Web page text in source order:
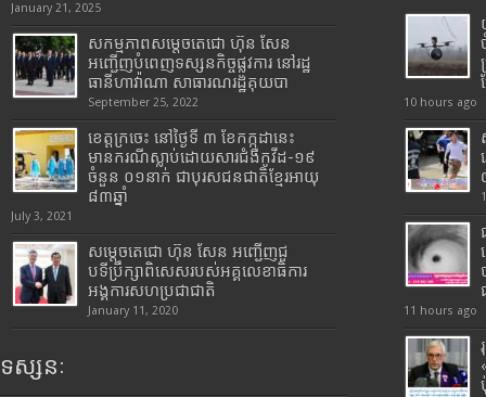
January 21, 2025
សកម្មភាពសម្តេចតេជោ ហ៊ុន សែន
អញ្ជើញបំពេញទស្សនកិច្ចផ្លូវការ នៅរដ្ឋ
ធានីហាវ៉ាណា សាធារណរដ្ឋគុយបា
September 25, 2022
ខេត្តក្រចេះ នៅថ្ងៃទី ៣ ខែកក្កដានេះ
មានករណីស្លាប់ដោយសារជំងឺកូវីដ-១៩
ចំនួន ០១នាក់ ជាបុរសជនជាតិខ្មែរអាយុ
៨៣ឆ្នាំ
July 3, 2021
សម្តេចតេជោ ហ៊ុន សែន អញ្ជើញជួ
បទីប្រឹក្សាពិសេសរបស់អគ្គលេខាធិការ
អង្គការសហប្រជាជាតិ
January 11, 2020
ទស្សនៈ
10 hours ago
11 hours ago